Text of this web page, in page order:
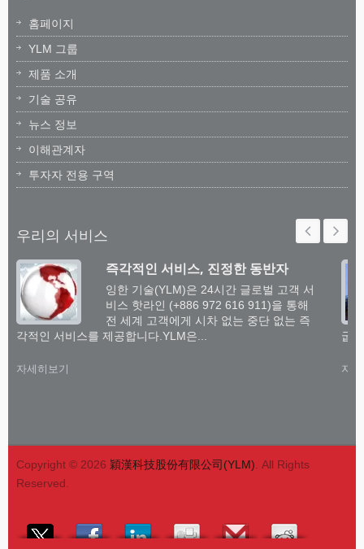
홈페이지
YLM 그룹
제품 소개
기술 공유
뉴스 정보
이해관계자
투자자 전용 구역
우리의 서비스
즉각적인 서비스, 진정한 동반자
잉한 기술(YLM)은 24시간 글로벌 고객 서
비스 핫라인 (+886 972 616 911)을 통해
전 세계 고객에게 시차 없는 중단 없는 즉
각적인 서비스를 제공합니다.YLM은...
자세히보기
굽
자
Copyright © 2026 穎漢科技股份有限公司(YLM). All Rights
Reserved.